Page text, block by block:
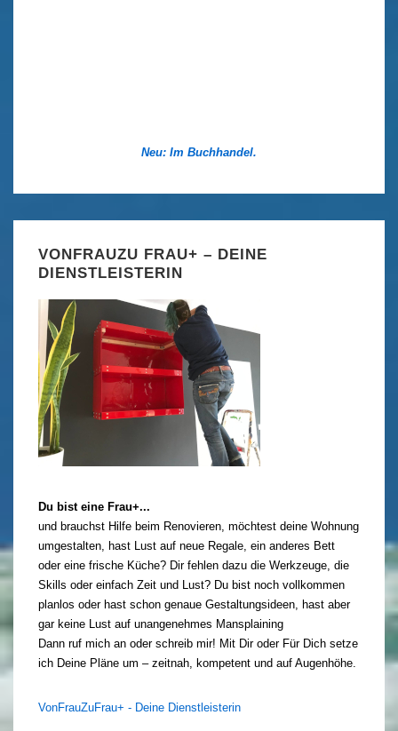
Neu: Im Buchhandel.
VONFRAUZU FRAU+ – DEINE
DIENSTLEISTERIN
Du bist eine Frau+...
und brauchst Hilfe beim Renovieren, möchtest deine Wohnung
umgestalten, hast Lust auf neue Regale, ein anderes Bett
oder eine frische Küche? Dir fehlen dazu die Werkzeuge, die
Skills oder einfach Zeit und Lust? Du bist noch vollkommen
planlos oder hast schon genaue Gestaltungsideen, hast aber
gar keine Lust auf unangenehmes Mansplaining
Dann ruf mich an oder schreib mir! Mit Dir oder Für Dich setze
ich Deine Pläne um – zeitnah, kompetent und auf Augenhöhe.
VonFrauZuFrau+ - Deine Dienstleisterin